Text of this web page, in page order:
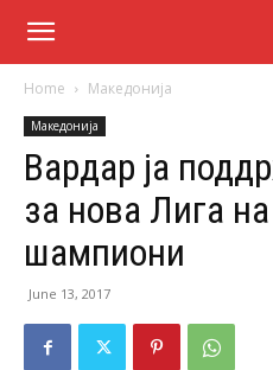
Home Македонија
Македонија
Вардар ја
за нова Лига
шампиони
June 13, 2017